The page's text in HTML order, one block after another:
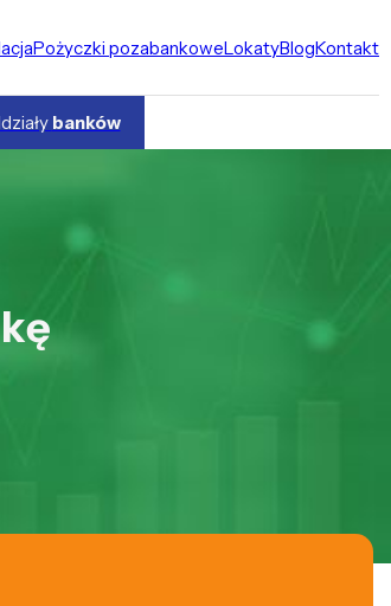
Pożyczki pozabankoweLokatyBlogKontakt
banków